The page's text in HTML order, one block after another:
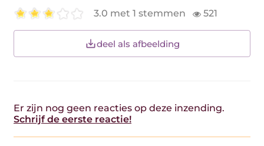
3.0 met 1 stemmen 521
deel als afbeelding
Er zijn nog geen reacties op deze inzending.
Schrijf de eerste reactie!